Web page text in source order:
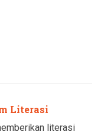
Literasi
literasi